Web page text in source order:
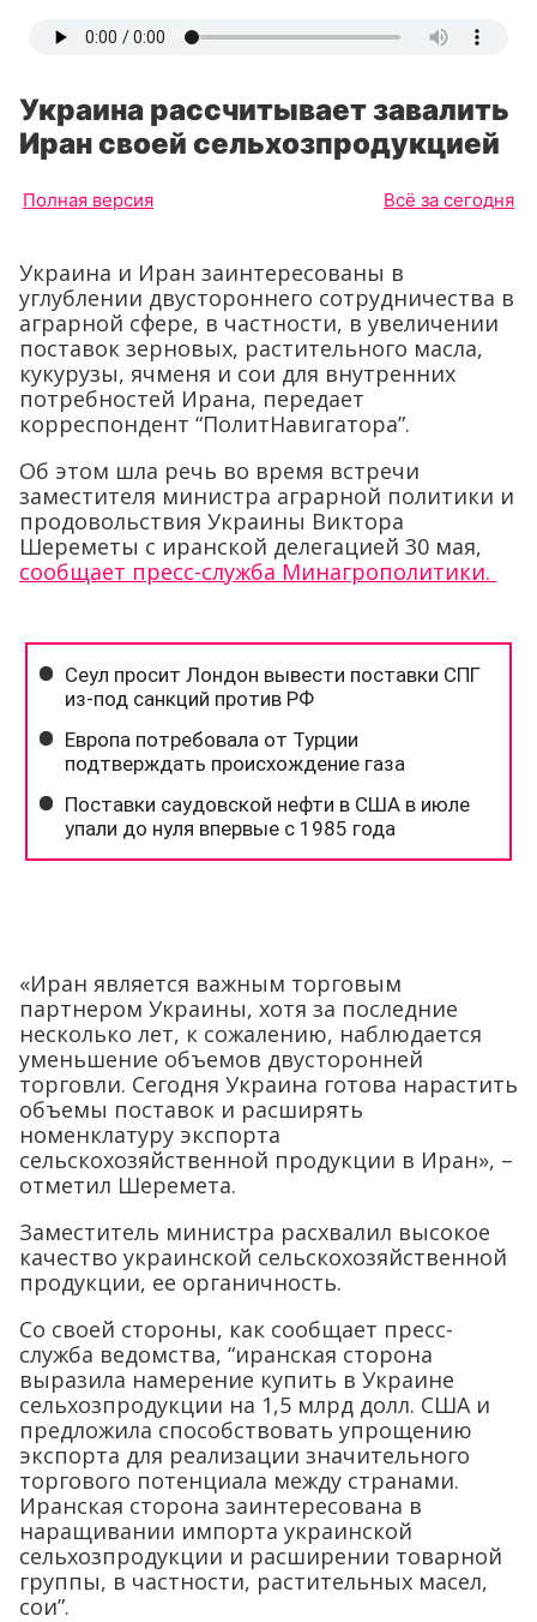
Украина рассчитывает завалить
Иран своей сельхозпродукцией
Полная версия Всё за сегодня
Украина и Иран заинтересованы в
углублении двустороннего сотрудничества в
аграрной сфере, в частности, в увеличении
поставок зерновых, растительного масла,
кукурузы, ячменя и сои для внутренних
потребностей Ирана, передает
корреспондент “ПолитНавигатора”.
Об этом шла речь во время встречи
заместителя министра аграрной политики и
продовольствия Украины Виктора
Шереметы с иранской делегацией 30 мая,
сообщает пресс-служба Минагрополитики.
«Иран является важным торговым
партнером Украины, хотя за последние
несколько лет, к сожалению, наблюдается
уменьшение объемов двусторонней
торговли. Сегодня Украина готова нарастить
объемы поставок и расширять
номенклатуру экспорта
сельскохозяйственной продукции в Иран», –
отметил Шеремета.
Заместитель министра расхвалил высокое
качество украинской сельскохозяйственной
продукции, ее органичность.
Со своей стороны, как сообщает пресс-
служба ведомства, “иранская сторона
выразила намерение купить в Украине
сельхозпродукции на 1,5 млрд долл. США и
предложила способствовать упрощению
экспорта для реализации значительного
торгового потенциала между странами.
Иранская сторона заинтересована в
наращивании импорта украинской
сельхозпродукции и расширении товарной
группы, в частности, растительных масел,
сои”.